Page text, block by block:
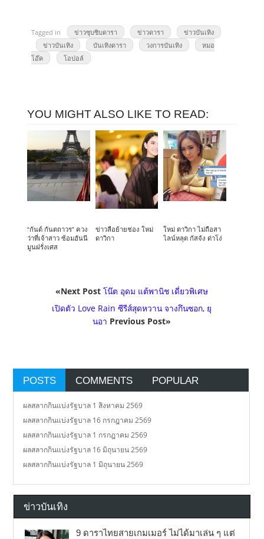
Tagged in ข่าวซุบซิบดารา ข่าวดารา
ข่าวบันเทิง
ข่าวบันเทิง
บันเทิงดารา วงการบันเทิง
หมอ
โอ๊ค
โอปอล์
YOU MIGHT ALSO LIKE TO READ:
“กันต์ กันตถาวร” ควง
ว่าที่เจ้าสาว ซ้อมฮันนี
มูนฝรั่งเศส
ข่าวลือย้ายช่อง ใหม่
ดาวิกา
ใหม่ ดาวิกา ไม่ถือสา
ไลน์หลุด กัสจัง ด่าโง่
«Next Postโน๊ต อุดม แต้พานิช เดี่ยวพิเศษ
เปิดตัว Love Rain ซีรีส์สุดหวาน จางกึนซอก, ยุ
นอา Previous Post»
POSTS COMMENTS POPULAR
ผลสลากกินแบ่งรัฐบาล 1 สิงหาคม 2569
ผลสลากกินแบ่งรัฐบาล 16 กรกฎาคม 2569
ผลสลากกินแบ่งรัฐบาล 1 กรกฎาคม 2569
ผลสลากกินแบ่งรัฐบาล 16 มิถุนายน 2569
ผลสลากกินแบ่งรัฐบาล 1 มิถุนายน 2569
ข่าวบันเทิง
9 ดาราไทยสายเกมเมอร์ ไม่ได้มาเล่น ๆ แต่